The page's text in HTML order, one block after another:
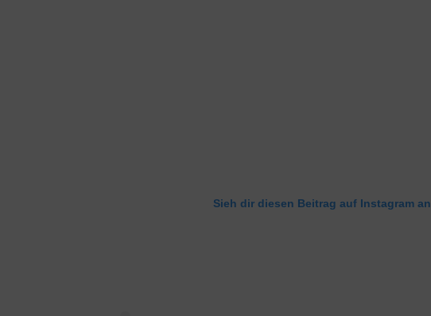
Sieh dir diesen Beitrag auf Instagram an